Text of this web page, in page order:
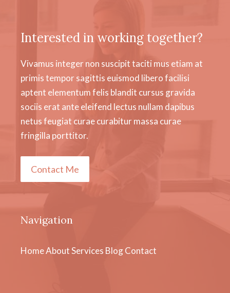
Interested in working together?
Vivamus integer non suscipit taciti mus etiam at
primis tempor sagittis euismod libero facilisi
aptent elementum felis blandit cursus gravida
sociis erat ante eleifend lectus nullam dapibus
netus feugiat curae curabitur massa curae
fringilla porttitor.
Contact Me
Navigation
HomeAboutServices BlogContact